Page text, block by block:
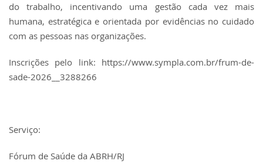
do trabalho, incentivando uma gestão cada vez mais
humana, estratégica e orientada por evidências no cuidado
com as pessoas nas organizações.
Inscrições pelo link: https://www.sympla.com.br/frum-de-
sade-2026__3288266
Serviço:
Fórum de Saúde da ABRH/RJ